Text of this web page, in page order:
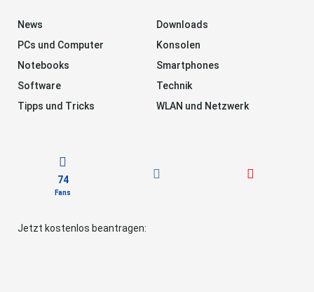
News
Downloads
PCs und Computer
Konsolen
Notebooks
Smartphones
Software
Technik
Tipps und Tricks
WLAN und Netzwerk
74
Fans
Jetzt kostenlos beantragen: